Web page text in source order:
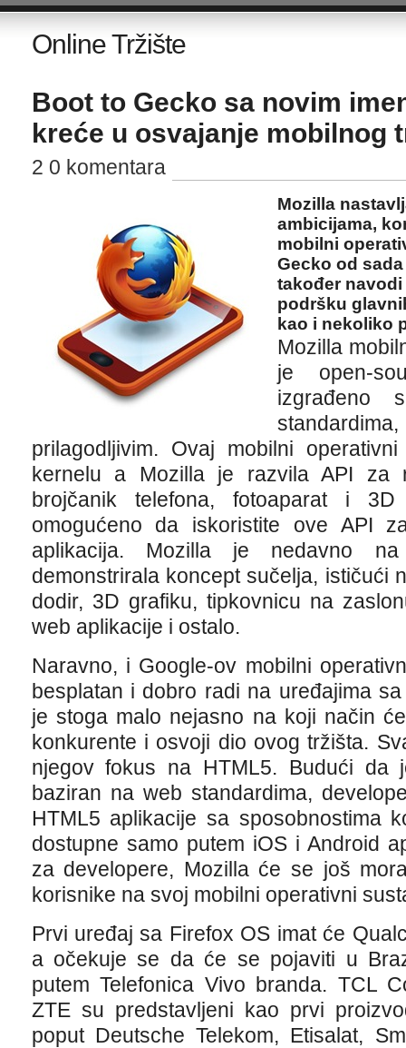
Online Tržište
Boot to Gecko sa novim
kreće u osvajanje mobilnog
2 0 komentara
Mozilla
ambicijama,
mobilni
Gecko od
također
podršku
kao i nekoliko
Mozilla
je open-
izgrađeno
prilagodljivim. Ovaj mobilni
kernelu a Mozilla je razvila API za
brojčanik telefona, fotoaparat i
omogućeno da iskoristite ove API
aplikacija. Mozilla je nedavno
demonstrirala koncept sučelja, ističući
dodir, 3D grafiku, tipkovnicu na
web aplikacije i ostalo.
Naravno, i Google-ov mobilni
besplatan i dobro radi na uređajima
je stoga malo nejasno na koji način
konkurente i osvoji dio ovog tržišta.
njegov fokus na HTML5. Budući da
baziran na web standardima,
HTML5 aplikacije sa sposobnostima
dostupne samo putem iOS i Android
za developere, Mozilla će se još
korisnike na svoj mobilni operativni
Prvi uređaj sa Firefox OS imat će
a očekuje se da će se pojaviti u
putem Telefonica Vivo branda. TCL
ZTE su predstavljeni kao prvi
poput Deutsche Telekom, Etisalat,